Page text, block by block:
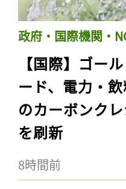
政府・国際機関・
【国際】ゴー
ード、電力・
のカーボンク
を刷新
8時間前